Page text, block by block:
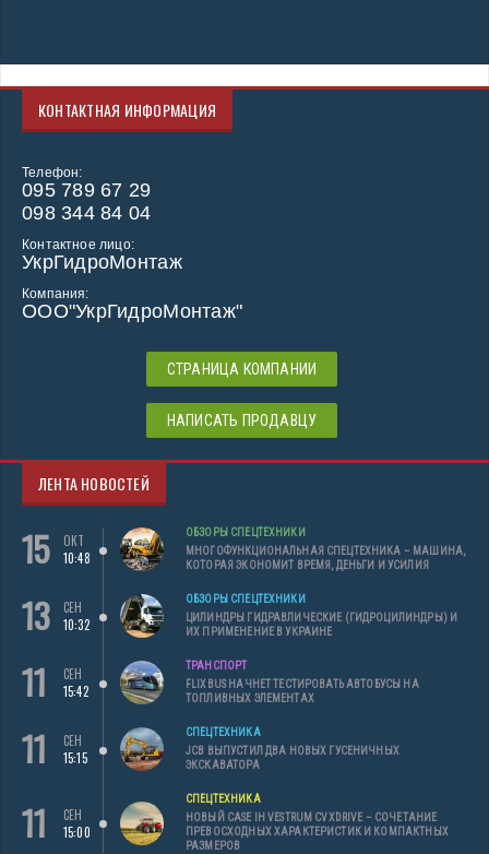
КОНТАКТНАЯ ИНФОРМАЦИЯ
Телефон:
095 789 67 29
098 344 84 04
Контактное лицо:
УкрГидроМонтаж
Компания:
ООО"УкрГидроМонтаж"
СТРАНИЦА КОМПАНИИ
НАПИСАТЬ ПРОДАВЦУ
ЛЕНТА НОВОСТЕЙ
15
ОКТ
10:48
ОБЗОРЫ СПЕЦТЕХНИКИ
МНОГОФУНКЦИОНАЛЬНАЯ СПЕЦТЕХНИКА – МАШИНА,
КОТОРАЯ ЭКОНОМИТ ВРЕМЯ, ДЕНЬГИ И УСИЛИЯ
13
СЕН
10:32
ОБЗОРЫ СПЕЦТЕХНИКИ
ЦИЛИНДРЫ ГИДРАВЛИЧЕСКИЕ (ГИДРОЦИЛИНДРЫ) И
ИХ ПРИМЕНЕНИЕ В УКРАИНЕ
11
СЕН
15:42
ТРАНСПОРТ
FLIXBUS НАЧНЕТ ТЕСТИРОВАТЬ АВТОБУСЫ НА
ТОПЛИВНЫХ ЭЛЕМЕНТАХ
11
СЕН
15:15
СПЕЦТЕХНИКА
JCB ВЫПУСТИЛ ДВА НОВЫХ ГУСЕНИЧНЫХ
ЭКСКАВАТОРА
11
СЕН
15:00
СПЕЦТЕХНИКА
НОВЫЙ CASE IH VESTRUM CVXDRIVE – СОЧЕТАНИЕ
ПРЕВОСХОДНЫХ ХАРАКТЕРИСТИК И КОМПАКТНЫХ
РАЗМЕРОВ